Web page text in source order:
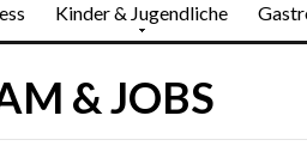
Kinder & Jugendliche
& JOBS